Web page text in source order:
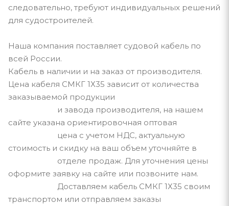
следовательно, требуют индивидуальных решений
для судостроителей.
Наша компания поставляет судовой кабель по
всей России.
Кабель в наличии и на заказ от производителя.
Цена кабеля СМКГ 1Х35 зависит от количества
заказываемой продукции
и завода производителя, на нашем
сайте указана ориентировочная оптовая
цена с учетом НДС, актуальную
стоимость и скидку на ваш объем уточняйте в
отделе продаж. Для уточнения цены
оформите заявку на сайте или позвоните нам.
Доставляем кабель СМКГ 1Х35 своим
транспортом или отправляем заказы